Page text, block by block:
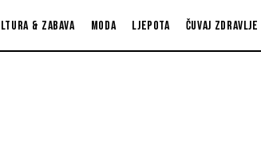
& zabava Moda Ljepota Čuvaj zdravlje